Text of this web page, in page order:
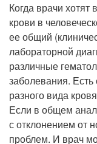
Прием врача-
Прием
Прием врача-
Когда врачи
крови в
ее общий
лабораторной
различные
заболевания.
разного вида
Если в общем
с отклонением от
проблем. И врач